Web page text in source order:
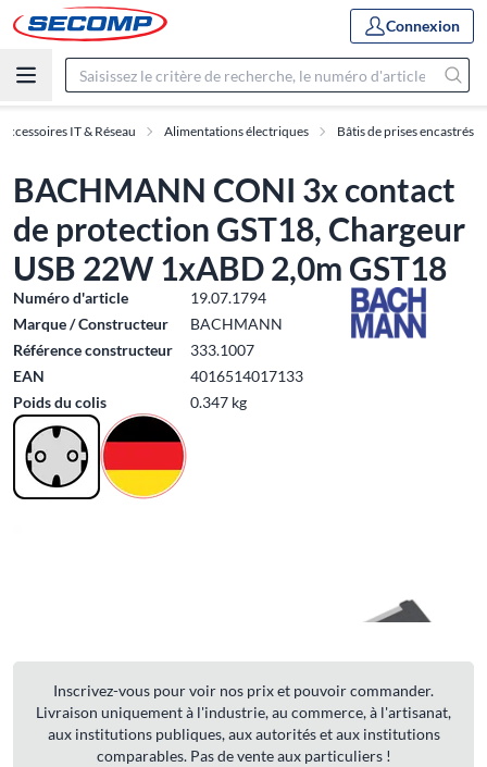
Connexion
Accessoires IT & Réseau Alimentations électriques Bâtis de prises encastrés
BACHMANN CONI 3x contact
de protection GST18, Chargeur
USB 22W 1xABD 2,0m GST18
Numéro d'article
19.07.1794
Marque / Constructeur
BACHMANN
Référence constructeur
333.1007
EAN
4016514017133
Poids du colis
0.347 kg
Inscrivez-vous pour voir nos prix et pouvoir commander.
Livraison uniquement à l'industrie, au commerce, à l'artisanat,
aux institutions publiques, aux autorités et aux institutions
comparables. Pas de vente aux particuliers !